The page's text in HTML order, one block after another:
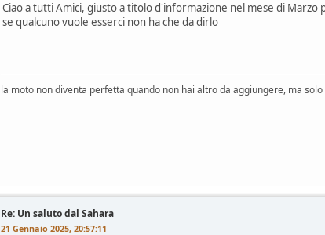
Ciao a tutti Amici, giusto a titolo d'informazione nel mese di Marzo
se qualcuno vuole esserci non ha che da dirlo
la moto non diventa perfetta quando non hai altro da aggiungere, ma
Re: Un saluto dal Sahara
21 Gennaio 2025, 20:57:11